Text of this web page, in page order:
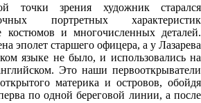
зрения художник старался
портретных характеристик
костюмов и многочисленных деталей.
эполет старшего офицера, а у Лазарева
языке не было, и использовались на
Это наши первооткрыватели
материка и островов, обойдя
по одной береговой линии, а после